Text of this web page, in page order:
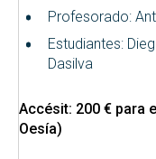
Profesorado:
Estudiantes:
Dasilva
Accésit: 200 € para
Oesía)